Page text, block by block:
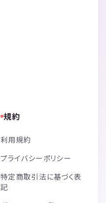
規約
利用規約
プライバシーポリシー
特定商取引法に基づく表
記